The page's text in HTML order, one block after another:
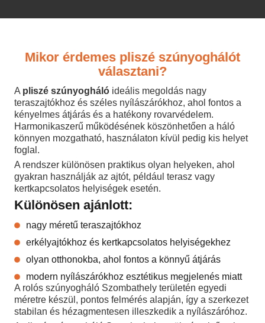
Mikor érdemes pliszé szúnyoghálót
választani?
A pliszé szúnyogháló ideális megoldás nagy
teraszajtókhoz és széles nyílászárókhoz, ahol fontos a
kényelmes átjárás és a hatékony rovarvédelem.
Harmonikaszerű működésének köszönhetően a háló
könnyen mozgatható, használaton kívül pedig kis helyet
foglal.
A rendszer különösen praktikus olyan helyeken, ahol
gyakran használják az ajtót, például terasz vagy
kertkapcsolatos helyiségek esetén.
Különösen ajánlott:
nagy méretű teraszajtókhoz
erkélyajtókhoz és kertkapcsolatos helyiségekhez
olyan otthonokba, ahol fontos a könnyű átjárás
modern nyílászárókhoz esztétikus megjelenés miatt
A rolós szúnyogháló Szombathely területén egyedi
méretre készül, pontos felmérés alapján, így a szerkezet
stabilan és hézagmentesen illeszkedik a nyílászáróhoz.